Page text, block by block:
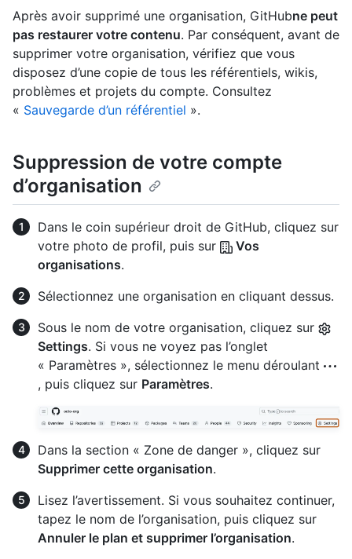
Après avoir supprimé une organisation, GitHubne peut
pas restaurer votre contenu. Par conséquent, avant de
supprimer votre organisation, vérifiez que vous
disposez d’une copie de tous les référentiels, wikis,
problèmes et projets du compte. Consultez
« Sauvegarde d’un référentiel ».
Suppression de votre compte
d’organisation
Dans le coin supérieur droit de GitHub, cliquez sur
votre photo de profil, puis sur
Vos
organisations.
Sélectionnez une organisation en cliquant dessus.
Sous le nom de votre organisation, cliquez sur
Settings. Si vous ne voyez pas l’onglet
« Paramètres », sélectionnez le menu déroulant
, puis cliquez sur Paramètres.
Dans la section « Zone de danger », cliquez sur
Supprimer cette organisation.
Lisez l’avertissement. Si vous souhaitez continuer,
tapez le nom de l’organisation, puis cliquez sur
Annuler le plan et supprimer l’organisation.